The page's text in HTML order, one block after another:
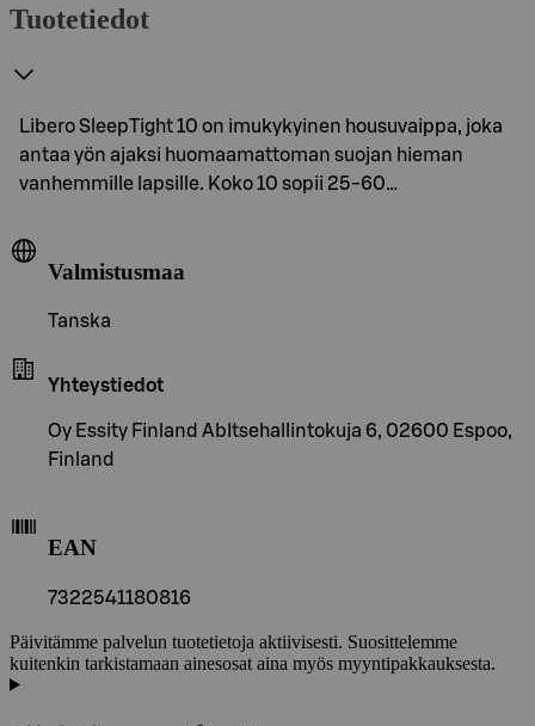
Tuotetiedot
Libero SleepTight 10 on imukykyinen housuvaippa, joka
antaa yön ajaksi huomaamattoman suojan hieman
vanhemmille lapsille. Koko 10 sopii 25-60…
Valmistusmaa
Tanska
Yhteystiedot
Oy Essity Finland AbItsehallintokuja 6, 02600 Espoo,
Finland
EAN
7322541180816
Päivitämme palvelun tuotetietoja aktiivisesti. Suosittelemme
kuitenkin tarkistamaan ainesosat aina myös myyntipakkauksesta.